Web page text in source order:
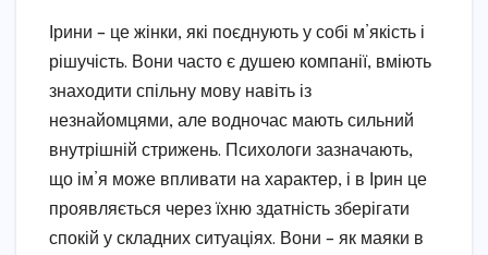
Ірини – це жінки, які поєднують у собі м’якість і
рішучість. Вони часто є душею компанії, вміють
знаходити спільну мову навіть із
незнайомцями, але водночас мають сильний
внутрішній стрижень. Психологи зазначають,
що ім’я може впливати на характер, і в Ірин це
проявляється через їхню здатність зберігати
спокій у складних ситуаціях. Вони – як маяки в